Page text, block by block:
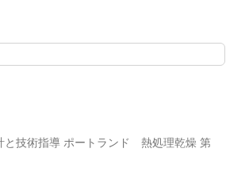
と技術指導 ポートランド 熱処理乾燥 第